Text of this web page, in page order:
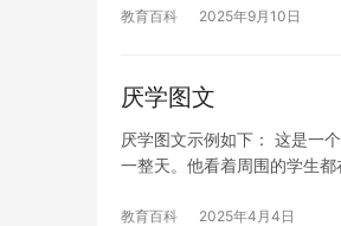
教育百科 2025年9月10日
厌学图文
厌学图文示例如下： 这是一
一整天。他看着周围的学生
教育百科 2025年4月4日